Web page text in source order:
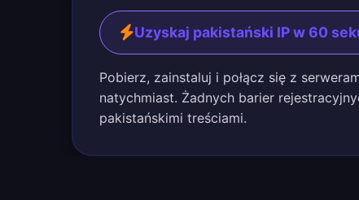
Uzyskaj pakistański IP w 60
Pobierz, zainstaluj i połącz się z
natychmiast. Żadnych barier
pakistańskimi treściami.